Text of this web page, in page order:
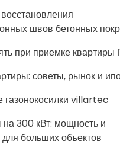
швов бетонных
при приемке
советы, рынок и
газонокосилки villartec
300 кВт: мощность и
больших объектов